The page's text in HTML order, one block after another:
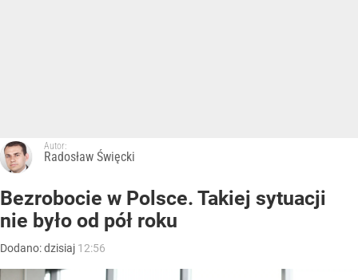
Autor:
Radosław Święcki
Bezrobocie w Polsce. Takiej sytuacji
nie było od pół roku
Dodano:dzisiaj 12:56